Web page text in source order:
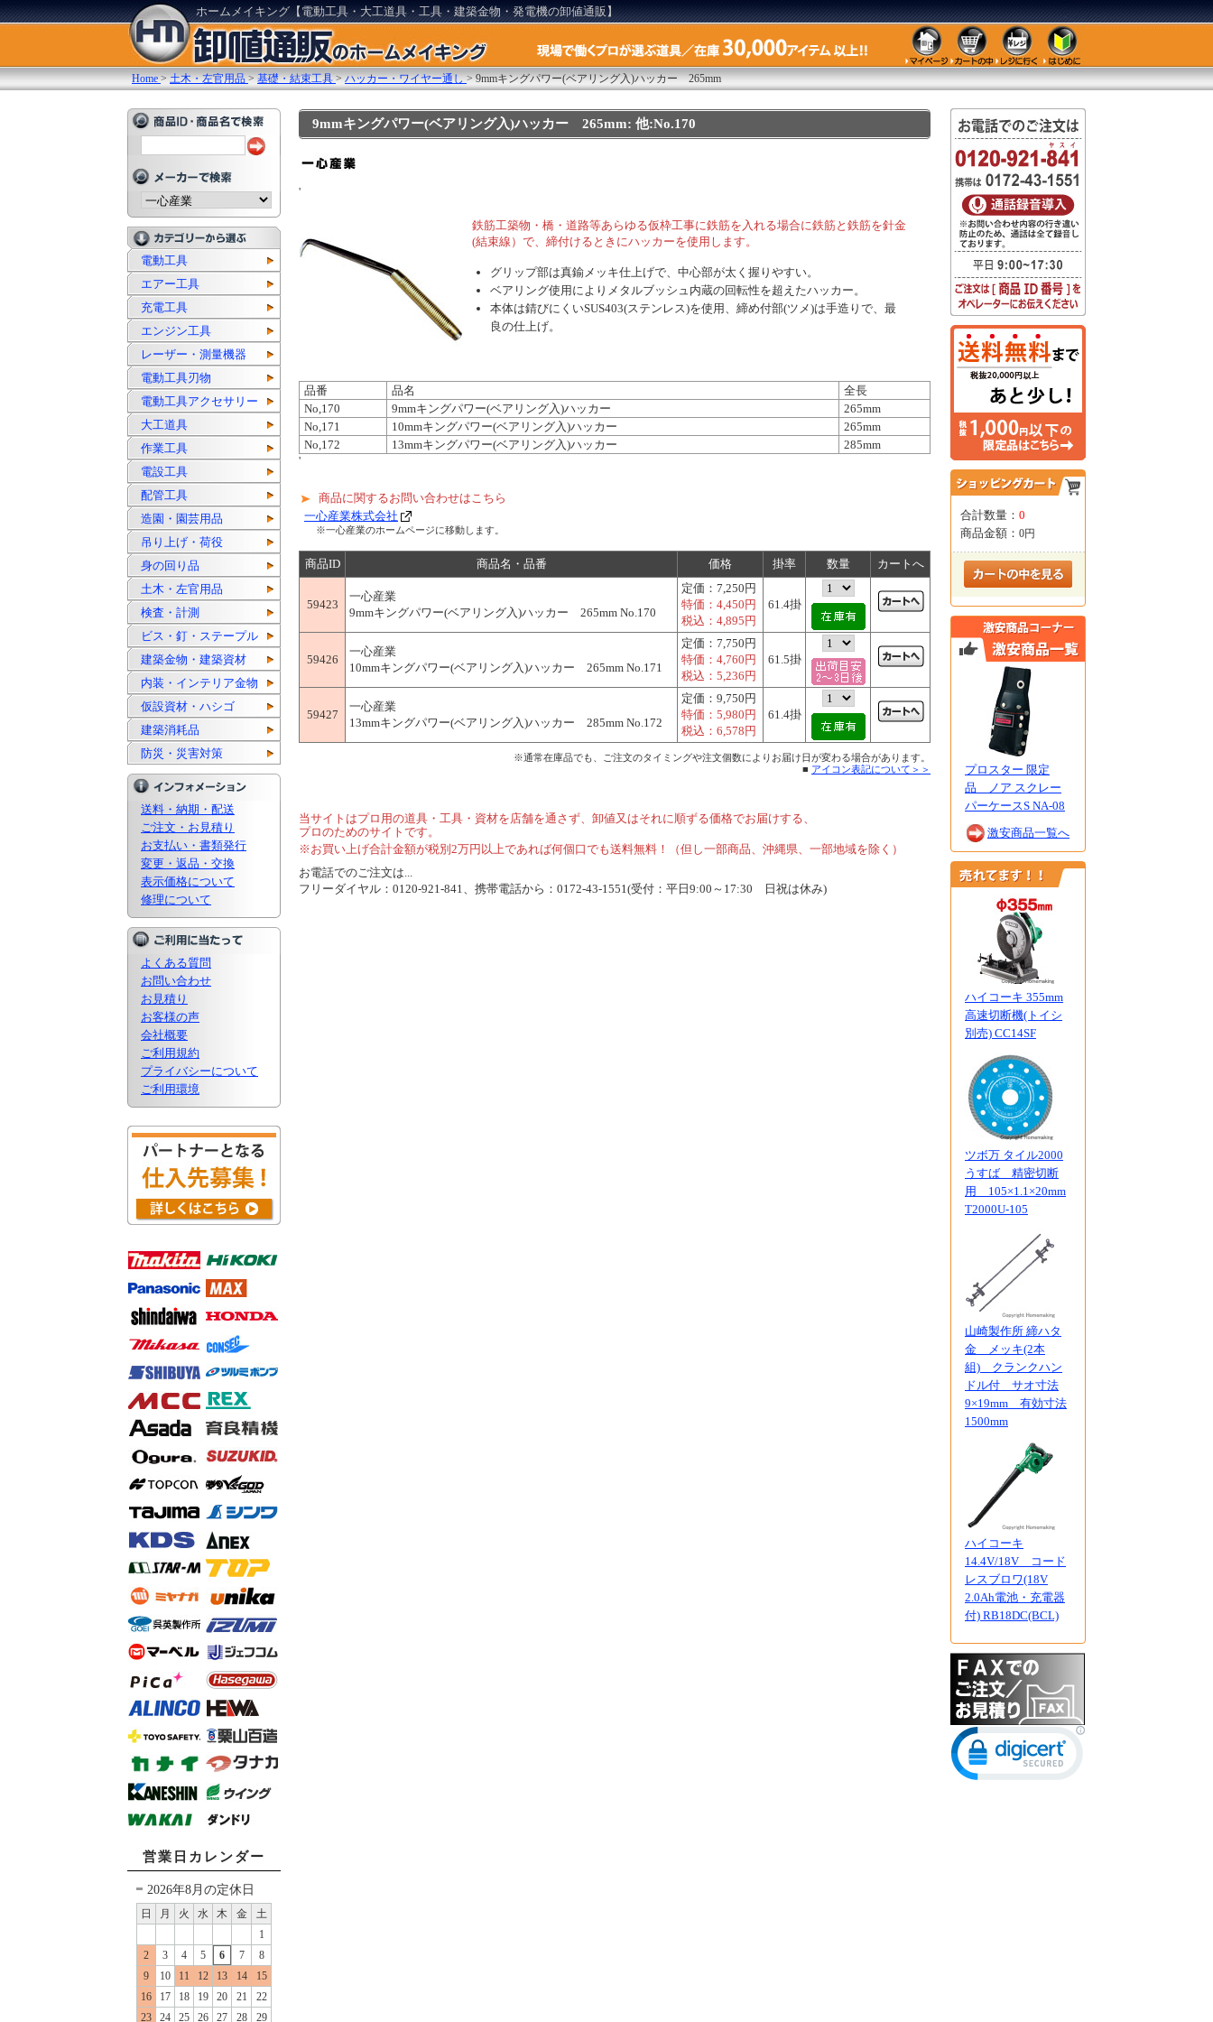
ホームメイキング【電動工具・大工道具・工具・建築金物・発電機の卸値通販】
Home >土木・左官用品 >基礎・結束工具 >ハッカー・ワイヤー通し >9mmキングパワー(ベアリング入)ハッカー 265mm
電動工具
エアー工具
充電工具
エンジン工具
レーザー・測量機器
電動工具刃物
電動工具アクセサリー
大工道具
作業工具
電設工具
配管工具
造園・園芸用品
吊り上げ・荷役
身の回り品
土木・左官用品
検査・計測
ビス・釘・ステープル
建築金物・建築資材
内装・インテリア金物
仮設資材・ハシゴ
建築消耗品
防災・災害対策
送料・納期・配送
ご注文・お見積り
お支払い・書類発行
変更・返品・交換
表示価格について
修理について
よくある質問
お問い合わせ
お見積り
お客様の声
会社概要
ご利用規約
プライバシーについて
ご利用環境
営業日カレンダー
2026年8月の定休日
日 月 火 水 木 金
土
1
2
3 4 5 6 7
8
9
10 11 12 13 14
15
16
17 18 19 20 21
22
23
24 25 26 27 28 29
9mmキングパワー(ベアリング入)ハッカー 265mm: 他:No.170
'
鉄筋工築物・橋・道路等あらゆる仮枠工事に鉄筋を入れる場合に鉄筋と鉄筋を針金
(結束線）で、締付けるときにハッカーを使用します。
グリップ部は真鍮メッキ仕上げで、中心部が太く握りやすい。
ベアリング使用によりメタルブッシュ内蔵の回転性を超えたハッカー。
本体は錆びにくいSUS403(ステンレス)を使用、締め付部(ツメ)は手造りで、最
良の仕上げ。
品番 品名
全長
No,170
9mmキングパワー(ベアリング入)ハッカー
265mm
No,171
10mmキングパワー(ベアリング入)ハッカー
265mm
No,172
13mmキングパワー(ベアリング入)ハッカー
285mm
'
商品に関するお問い合わせはこちら
一心産業株式会社
※一心産業のホームページに移動します。
商品ID 商品名・品番 価格 掛率 数量 カートへ
59423
一心産業
9mmキングパワー(ベアリング入)ハッカー 265mm No.170
定価： 7,250円
特価： 4,450円
税込： 4,895円
61.4掛
59426
一心産業
10mmキングパワー(ベアリング入)ハッカー 265mm No.171
定価： 7,750円
特価： 4,760円
税込： 5,236円
61.5掛
59427
一心産業
13mmキングパワー(ベアリング入)ハッカー 285mm No.172
定価： 9,750円
特価： 5,980円
税込： 6,578円
61.4掛
※通常在庫品でも、ご注文のタイミングや注文個数によりお届け日が変わる場合があります。
■ アイコン表記について＞＞
当サイトはプロ用の道具・工具・資材を店舗を通さず、卸値又はそれに順ずる価格でお届けする、
プロのためのサイトです。
※お買い上げ合計金額が税別2万円以上であれば何個口でも送料無料！（但し一部商品、沖縄県、一部地域を除く）
お電話でのご注文は...
フリーダイヤル：0120-921-841、携帯電話から：0172-43-1551(受付：平日9:00～17:30 日祝は休み)
合計数量： 0
商品金額： 0円
プロスター 限定
品 ノア スクレー
パーケースS NA-08
激安商品一覧へ
ハイコーキ 355mm
高速切断機(トイシ
別売) CC14SF
ツボ万 タイル2000
うすば 精密切断
用 105×1.1×20mm
T2000U-105
山崎製作所 締ハタ
金 メッキ(2本
組) クランクハン
ドル付 サオ寸法
9×19mm 有効寸法
1500mm
ハイコーキ
14.4V/18V コード
レスブロワ(18V
2.0Ah電池・充電器
付) RB18DC(BCL)